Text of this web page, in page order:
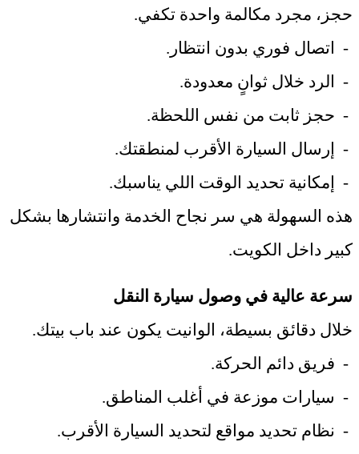
حجز، مجرد مكالمة واحدة تكفي.
-
اتصال فوري بدون انتظار .
-
الرد خلال ثوانٍ معدودة.
- حجز ثابت من نفس اللحظة.
-
إرسال السيارة الأقرب لمنطقتك.
-
إمكانية تحديد الوقت اللي يناسبك.
هذه السهولة هي سر نجاح الخدمة وانتشارها بشكل
كبير داخل الكويت.
سرعة عالية في وصول سيارة النقل
خلال دقائق بسيطة، الوانيت يكون عند باب بيتك.
- فريق دائم الحركة.
- سيارات موزعة في أغلب المناطق.
- نظام تحديد مواقع لتحديد السيارة الأقرب.